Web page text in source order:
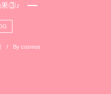
果③♪
By cosmos